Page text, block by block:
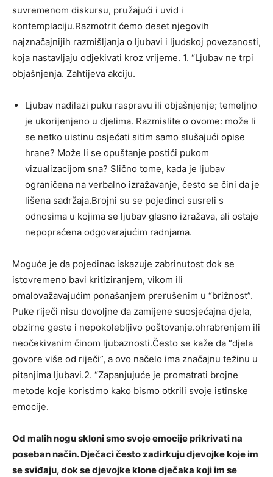
suvremenom diskursu, pružajući i uvid i
kontemplaciju.Razmotrit ćemo deset njegovih
najznačajnijih razmišljanja o ljubavi i ljudskoj povezanosti,
koja nastavljaju odjekivati ​​kroz vrijeme. 1. “Ljubav ne trpi
objašnjenja. Zahtijeva akciju.
Ljubav nadilazi puku raspravu ili objašnjenje; temeljno
je ukorijenjeno u djelima. Razmislite o ovome: može li
se netko uistinu osjećati sitim samo slušajući opise
hrane? Može li se opuštanje postići pukom
vizualizacijom sna? Slično tome, kada je ljubav
ograničena na verbalno izražavanje, često se čini da je
lišena sadržaja.Brojni su se pojedinci susreli s
odnosima u kojima se ljubav glasno izražava, ali ostaje
nepopraćena odgovarajućim radnjama.
Moguće je da pojedinac iskazuje zabrinutost dok se
istovremeno bavi kritiziranjem, vikom ili
omalovažavajućim ponašanjem prerušenim u “brižnost”.
Puke riječi nisu dovoljne da zamijene suosjećajna djela,
obzirne geste i nepokolebljivo poštovanje.ohrabrenjem ili
neočekivanim činom ljubaznosti.Često se kaže da “djela
govore više od riječi”, a ovo načelo ima značajnu težinu u
pitanjima ljubavi.2. “Zapanjujuće je promatrati brojne
metode koje koristimo kako bismo otkrili svoje istinske
emocije.
Od malih nogu skloni smo svoje emocije prikrivati ​​na
poseban način. Dječaci često zadirkuju djevojke koje im
se sviđaju, dok se djevojke klone dječaka koji im se